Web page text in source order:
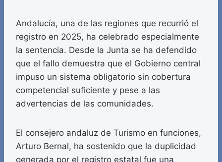
Andalucía, una de las regiones que recurrió el
registro en 2025, ha celebrado especialmente
la sentencia. Desde la Junta se ha defendido
que el fallo demuestra que el Gobierno central
impuso un sistema obligatorio sin cobertura
competencial suficiente y pese a las
advertencias de las comunidades.
El consejero andaluz de Turismo en funciones,
Arturo Bernal, ha sostenido que la duplicidad
generada por el registro estatal fue una